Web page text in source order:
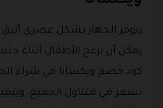
يتوفر الجهاز بشكل عصري
يمكن أن يزعج الأطفال أثناء
كود خصم ويكسانا في شراء
بسعر في متناول الجميع،